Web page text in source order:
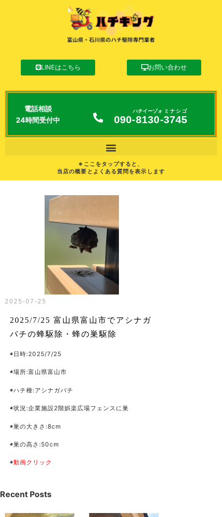
LINEはこちら お問い合わせ
電話相談
24時間受付中
090-8130
ハチイーゾォ
-3745
ミナシゴ
※ここをタップすると、
当店の概要とよくある質問を表示します
2025-07-25
2025/7/25 富山県富山市でアシナガ
バチの蜂駆除・蜂の巣駆除
◉日時:2025/7/25
◉場所:富山県富山市
◉ハチ種:アシナガバチ
◉状況:企業施設2階娯楽広場フェンスに巣
◉巣の大きさ:8cm
◉巣の高さ:50cm
◉動画クリック
Recent Posts